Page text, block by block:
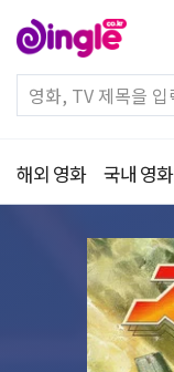
해외 영화 국내 영화